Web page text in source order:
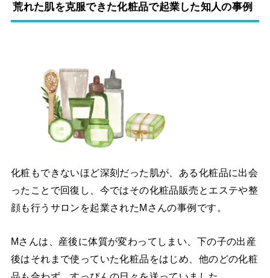
荒れた肌を克服できた化粧品で起業した知人の事例
化粧もできないほど深刻だった肌が、ある化粧品に出会
ったことで回復し、今ではその化粧品販売とエステや整
顔も行うサロンを起業されたMさんの事例です。
Mさんは、産後に体質が変わってしまい、下の子の出産
後はそれまで使っていた化粧品をはじめ、他のどの化粧